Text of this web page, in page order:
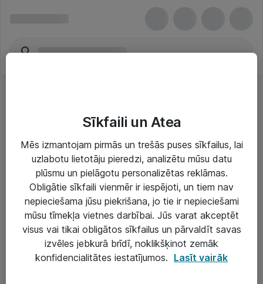
Risinājumi & Pakalpojumi
IT serviss un atbalsts
IT infrastruktūra
Darba vietu IT risinājumi
Serveri un datu centri
Sīkfaili un Atea
Mēs izmantojam pirmās un trešās puses sīkfailus, lai
uzlabotu lietotāju pieredzi, analizētu mūsu datu
plūsmu un pielāgotu personalizētas reklāmas.
Obligātie sīkfaili vienmēr ir iespējoti, un tiem nav
nepieciešama jūsu piekrišana, jo tie ir nepieciešami
mūsu tīmekļa vietnes darbībai. Jūs varat akceptēt
visus vai tikai obligātos sīkfailus un pārvaldīt savas
izvēles jebkurā brīdī, noklikšķinot zemāk
konfidencialitātes iestatījumos. Lasīt vairāk